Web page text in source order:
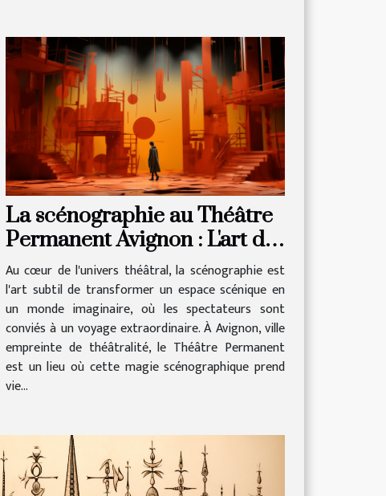
La scénographie au Théâtre
Permanent Avignon : L'art de
créer des mondes sur scène
Au cœur de l'univers théâtral, la scénographie est
l'art subtil de transformer un espace scénique en
un monde imaginaire, où les spectateurs sont
conviés à un voyage extraordinaire. À Avignon, ville
empreinte de théâtralité, le Théâtre Permanent
est un lieu où cette magie scénographique prend
vie...